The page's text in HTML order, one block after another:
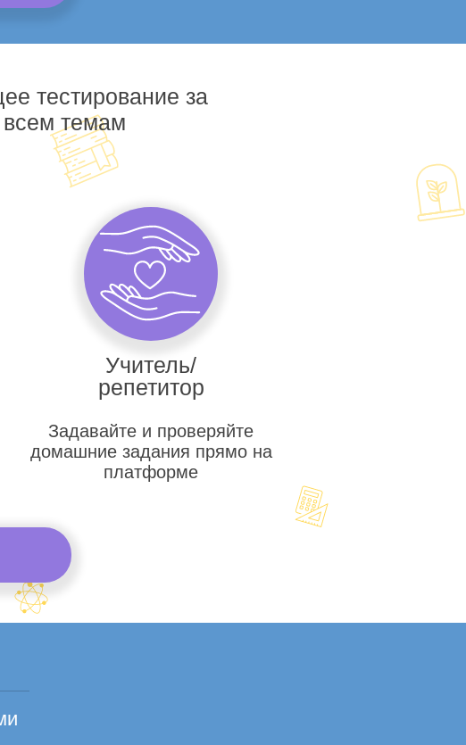
тестирование за
всем темам
Учитель/
репетитор
Задавайте и проверяйте
домашние задания прямо на
платформе